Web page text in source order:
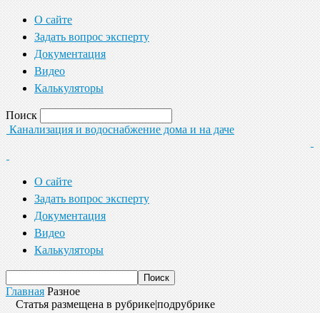
О сайте
Задать вопрос эксперту
Документация
Видео
Калькуляторы
Поиск
Канализация и водоснабжение дома и на даче
О сайте
Задать вопрос эксперту
Документация
Видео
Калькуляторы
Главная Разное
Статья размещена в рубрике|подрубрике